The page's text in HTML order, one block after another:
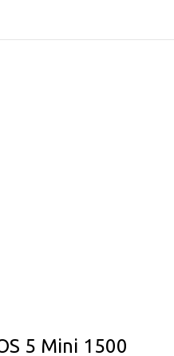
5 Mini 1500